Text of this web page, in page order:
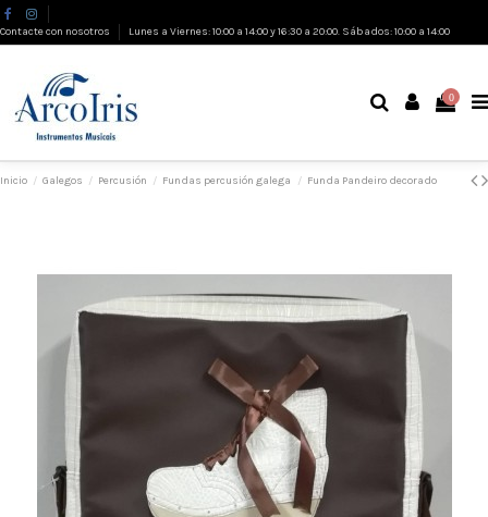
Contacte con nosotros Lunes a Viernes: 10:00 a 14:00 y 16:30 a 20:00. Sábados: 10:00 a 14:00
0
Inicio Galegos Percusión Fundas percusión galega Funda Pandeiro decorado